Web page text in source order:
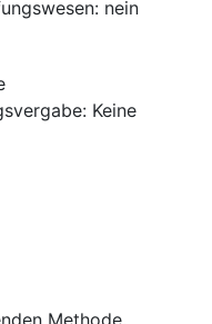
: nein
: Keine
Methode,